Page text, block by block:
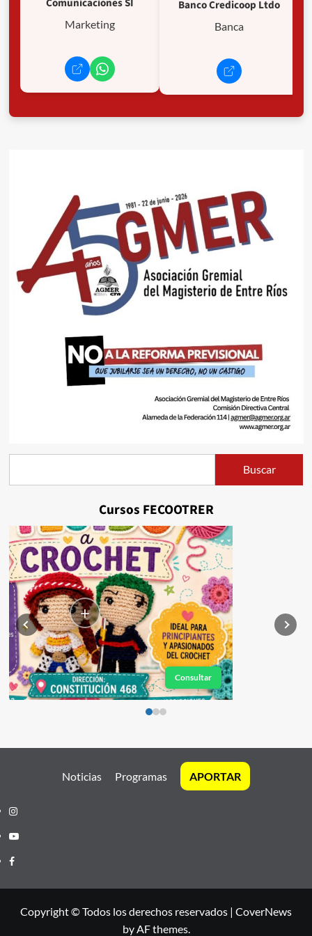
Marketing
Banco Credicoop Ltdo
Banca
Buscar
Cursos FECOOTRER
+
Noticias Programas APORTAR
Instagram
Youtube
Facebook
Copyright © Todos los derechos reservados | CoverNews
by AF themes.